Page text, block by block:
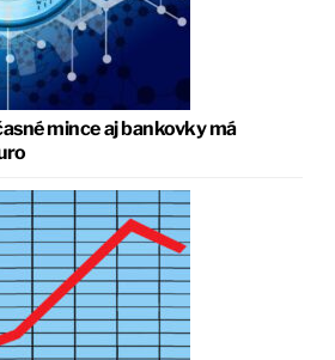
mince aj bankovky má